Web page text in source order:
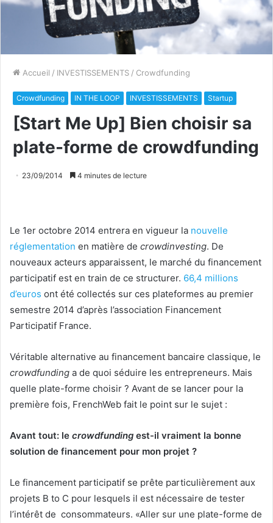
Accueil / INVESTISSEMENTS / Crowdfunding
Crowdfunding IN THE LOOP INVESTISSEMENTS Startup
[Start Me Up] Bien choisir sa
plate-forme de crowdfunding
23/09/2014 4 minutes de lecture
Le 1er octobre 2014 entrera en vigueur la nouvelle
réglementation en matière de crowdinvesting. De
nouveaux acteurs apparaissent, le marché du financement
participatif est en train de ce structurer. 66,4 millions
d’euros ont été collectés sur ces plateformes au premier
semestre 2014 d’après l’association Financement
Participatif France.
Véritable alternative au financement bancaire classique, le
crowdfunding a de quoi séduire les entrepreneurs. Mais
quelle plate-forme choisir ? Avant de se lancer pour la
première fois, FrenchWeb fait le point sur le sujet :
Avant tout: le crowdfunding est-il vraiment la bonne
solution de financement pour mon projet ?
Le financement participatif se prête particulièrement aux
projets B to C pour lesquels il est nécessaire de tester
l’intérêt de consommateurs. «Aller sur une plate-forme de